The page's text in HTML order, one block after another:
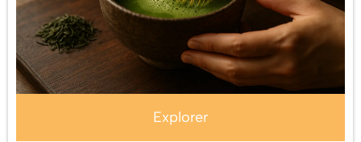
Explorer